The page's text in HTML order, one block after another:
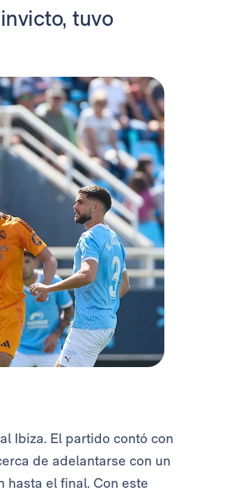
tuvo
Ibiza. El partido contó con
de adelantarse con un
hasta el final. Con este